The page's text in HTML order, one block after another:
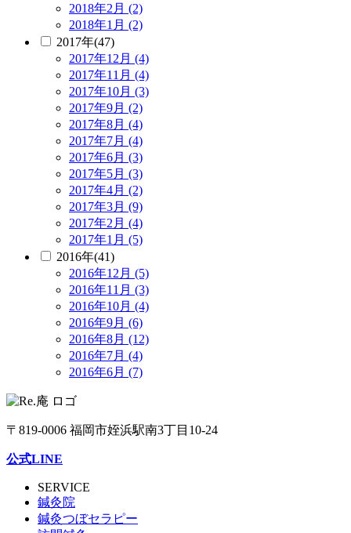
2018年2月 (2)
2018年1月 (2)
2017年(47)
2017年12月 (4)
2017年11月 (4)
2017年10月 (3)
2017年9月 (2)
2017年8月 (4)
2017年7月 (4)
2017年6月 (3)
2017年5月 (3)
2017年4月 (2)
2017年3月 (9)
2017年2月 (4)
2017年1月 (5)
2016年(41)
2016年12月 (5)
2016年11月 (3)
2016年10月 (4)
2016年9月 (6)
2016年8月 (12)
2016年7月 (4)
2016年6月 (7)
〒819-0006 福岡市姪浜駅南3丁目10-24
公式LINE
SERVICE
鍼灸院
鍼灸つぼセラピー